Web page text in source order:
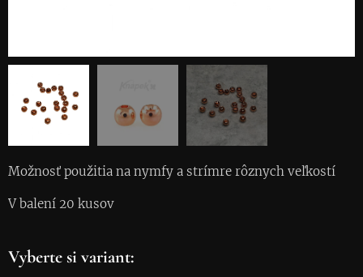
Možnosť použitia na nymfy a strímre rôznych veľkostí
V balení 20 kusov
Vyberte si variant: